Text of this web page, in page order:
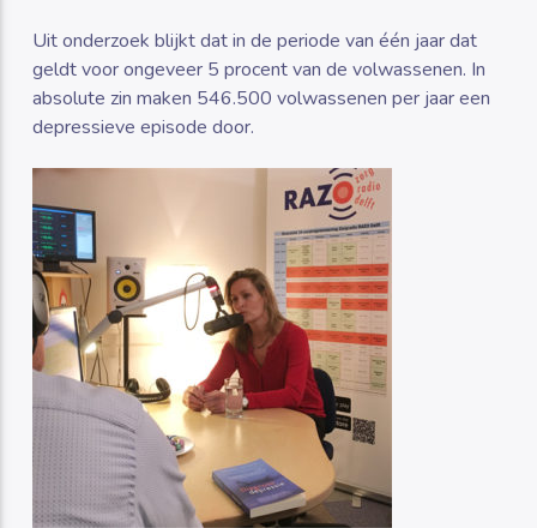
Uit onderzoek blijkt dat in de periode van één jaar dat
geldt voor ongeveer 5 procent van de volwassenen. In
absolute zin maken 546.500 volwassenen per jaar een
depressieve episode door.